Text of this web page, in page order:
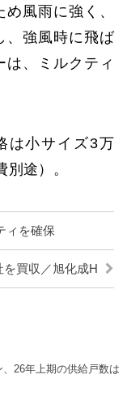
風雨に強く、
、強風時に飛ば
は、ミルクティ
は小サイズ3万
途）。
ィを確保
買収／旭化成H
26年上期の供給戸数は